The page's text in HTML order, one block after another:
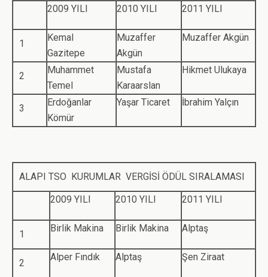
2009 YILI
2010 YILI 2011 YILI
1
Kemal
Gazitepe
Muzaffer
Akgün
Muzaffer Akgün
2
Muhammet
Temel
Mustafa
Karaarslan
Hikmet Ulukaya
3
Erdoğanlar
Kömür
Yaşar Ticaret İbrahim Yalçın
ALAPI TSO KURUMLAR VERGİSİ ÖDÜL SIRALAMASI
2009 YILI
2010 YILI 2011 YILI
1
Birlik Makina Birlik Makina Alptaş
2
Alper Fındık Alptaş Şen Ziraat